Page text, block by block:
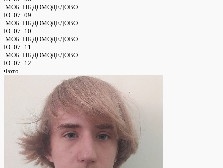
МОБ_ПБ ДОМОДЕДОВО
Ю_07_09
МОБ_ПБ ДОМОДЕДОВО
Ю_07_10
МОБ_ПБ ДОМОДЕДОВО
Ю_07_11
МОБ_ПБ ДОМОДЕДОВО
Ю_07_12
Фото